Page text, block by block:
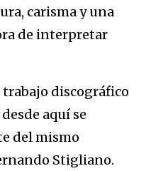
carisma y una
de interpretar
discográfico
aquí se
del mismo
Stigliano.